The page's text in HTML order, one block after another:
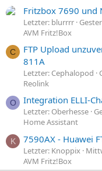
Fritzbox 7690 und
Letzter: blurrrr
AVM Fritz!Box
C
FTP Upload
811A
Letzter: Cephalopod
Reolink
O Integration ELLI-
Letzter: Oberhesse
Home Assistant
K 7590AX - Huawei
Letzter: Knoppix
AVM Fritz!Box